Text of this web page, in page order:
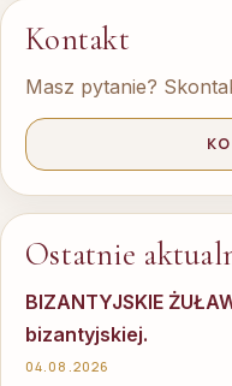
Kontakt
Masz pytanie?
Ostatnie
BIZANTYJSKIE
bizantyjskiej.
04.08.2026